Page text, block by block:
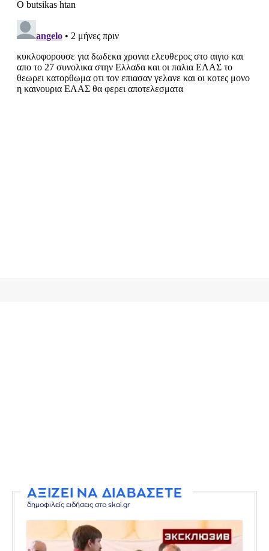
ΑΞΙΖΕΙ ΝΑ ΔΙΑΒΑΣΕΤΕ
δημοφιλείς ειδήσεις στο skai.gr